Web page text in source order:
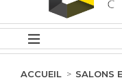
ACCUEIL SALONS